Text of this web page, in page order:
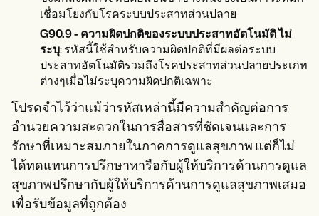
เชื่อมโยงกับโรคระบบประสาทส่วนปลาย
G90.9 - ความผิดปกติของระบบประสาทอัตโนมัติ ไม่
ระบุ: รหัสนี้ใช้สำหรับความผิดปกติที่มีผลต่อระบบ
ประสาทอัตโนมัติรวมถึงโรคประสาทส่วนปลายประเภท
ต่างๆเมื่อไม่ระบุความผิดปกติเฉพาะ
โปรดจำไว้ว่าแม้ว่ารหัสเหล่านี้มีความสำคัญต่อการ
อำนวยความสะดวกในการสื่อสารที่ชัดเจนและการ
รักษาที่เหมาะสมภายในภาคการดูแลสุขภาพ แต่ก็ไม่
ได้ทดแทนการปรึกษาหารือกับผู้ให้บริการด้านการดูแล
สุขภาพปรึกษากับผู้ให้บริการด้านการดูแลสุขภาพเสมอ
เพื่อรับข้อมูลที่ถูกต้อง